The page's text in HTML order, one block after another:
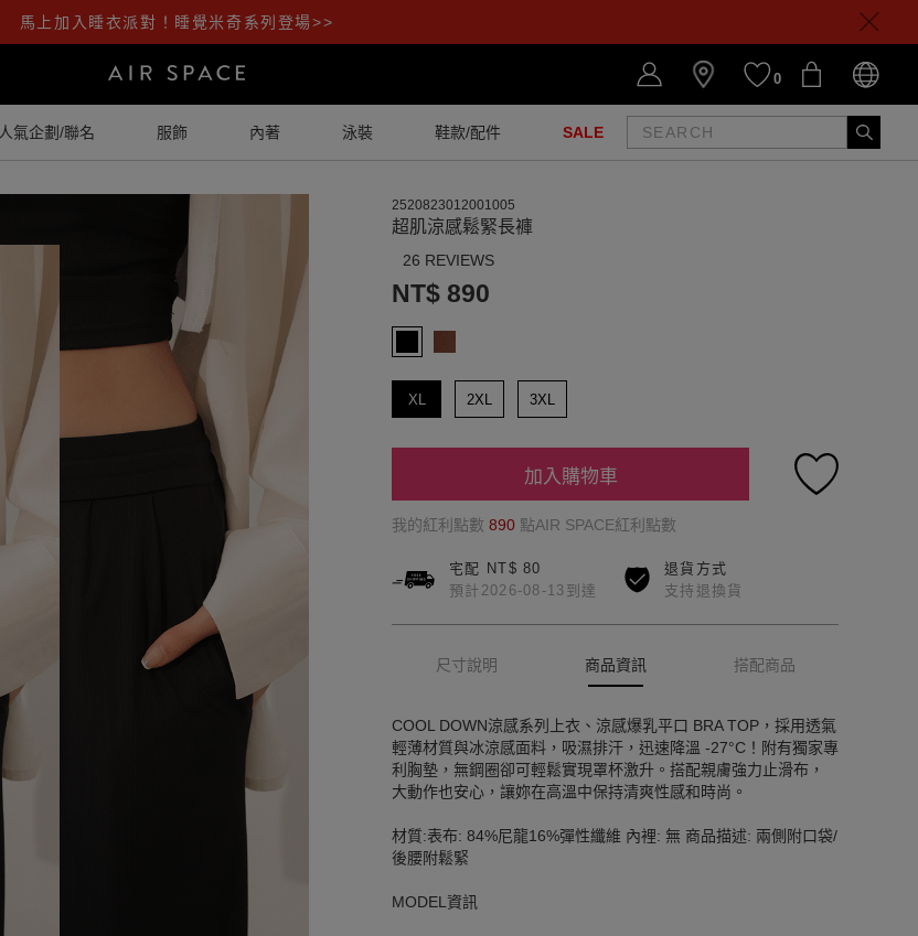
馬上加入睡衣派對！睡覺米奇系列登場>>
0
人氣企劃/聯名 服飾 內著 泳裝 鞋款/配件 SALE
2520823012001005
超肌涼感鬆緊長褲
26 REVIEWS
NT$ 890
XL 2XL 3XL
加入購物車
我的紅利點數 890 點AIR SPACE紅利點數
宅配 NT$ 80
預計2026-08-13到達
退貨方式
支持退換貨
尺寸說明 商品資訊 搭配商品
COOL DOWN涼感系列上衣、涼感爆乳平口 BRA TOP，採用透氣
輕薄材質與冰涼感面料，吸濕排汗，迅速降溫 -27°C！附有獨家專
利胸墊，無鋼圈卻可輕鬆實現罩杯激升。搭配親膚強力止滑布，
大動作也安心，讓妳在高溫中保持清爽性感和時尚。
材質:表布: 84%尼龍16%彈性纖維 內裡: 無 商品描述: 兩側附口袋/
後腰附鬆緊
MODEL資訊